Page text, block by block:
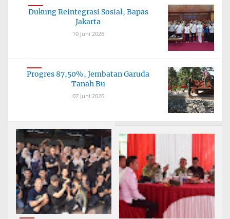
Dukung Reintegrasi Sosial, Bapas
Jakarta
10 Juni 2026
Progres 87,50%, Jembatan Garuda
Tanah Bu
07 Juni 2026